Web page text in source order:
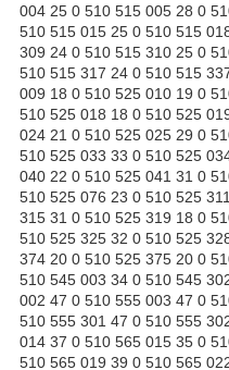
004 25 0 510 515 005 28 0
510 515 015 25 0 510 515
309 24 0 510 515 310 25 0
510 515 317 24 0 510 515
009 18 0 510 525 010 19 0
510 525 018 18 0 510 525
024 21 0 510 525 025 29 0
510 525 033 33 0 510 525
040 22 0 510 525 041 31 0
510 525 076 23 0 510 525
315 31 0 510 525 319 18 0
510 525 325 32 0 510 525
374 20 0 510 525 375 20 0
510 545 003 34 0 510 545
002 47 0 510 555 003 47 0
510 555 301 47 0 510 555
014 37 0 510 565 015 35 0
510 565 019 39 0 510 565